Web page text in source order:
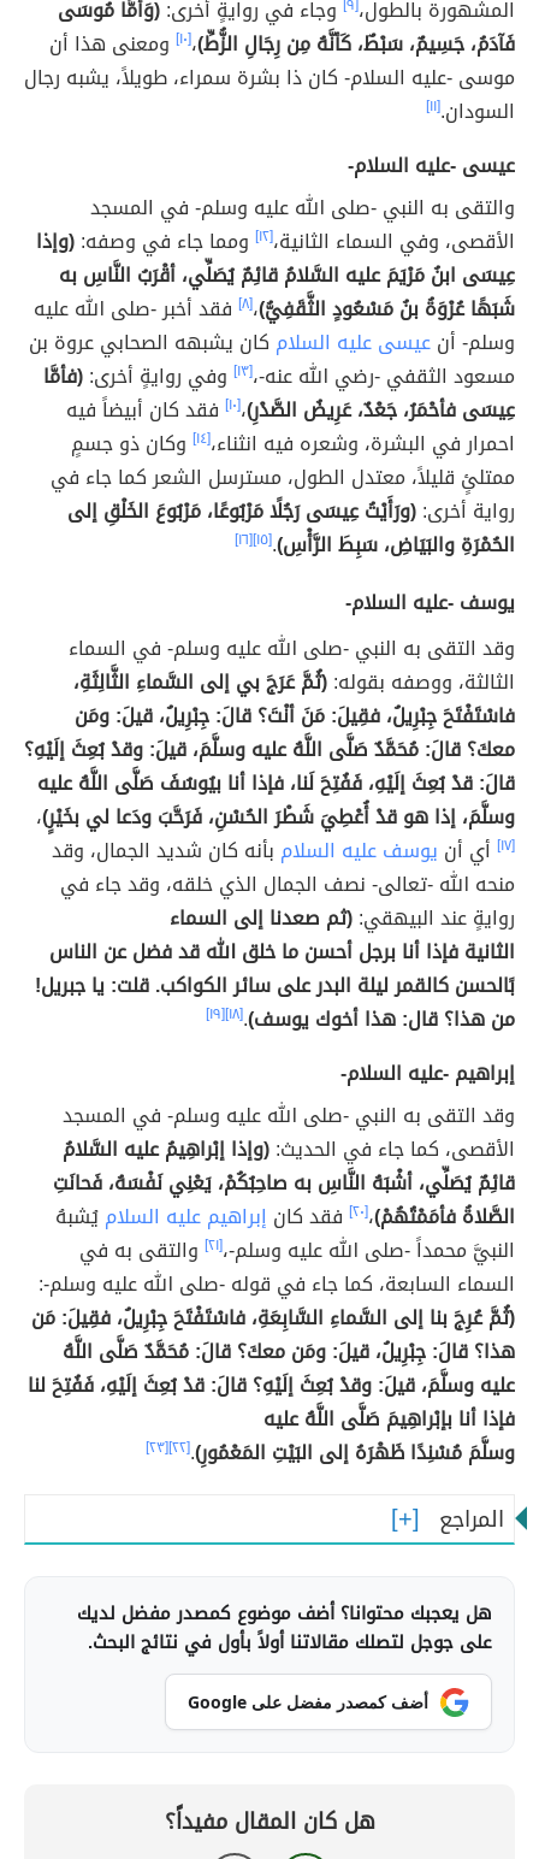
المشهورة بالطول، وجاء في روايةٍ أخرى:(وَأَمَّا مُوسَى
فَآدَمُ، جَسِيمٌ، سَبْطٌ، كَأنَّهُ مِن رِجَالِ الزُّطِّ)،[١٠]
ومعنى هذا أن
موسى -عليه السلام- كان ذا بشرة سمراء، طويلاً، يشبه رجال
السودان.[١١]
عيسى -عليه السلام-
والتقى به النبي -صلى الله عليه وسلم- في المسجد
الأقصى، وفي السماء الثانية،[١٢] ومما جاء في وصفه:(وإذا
عِيسَى ابنُ مَرْيَمَ عليه السَّلامُ قائِمٌ يُصَلِّي، أقْرَبُ النَّاسِ به
شَبَهًا عُرْوَةُ بنُ مَسْعُودٍ الثَّقَفِيُّ)،[٨]
فقد أخبر -صلى الله عليه
وسلم- أنعيسى عليه السلام كان يشبهه الصحابي عروة بن
مسعود الثقفي -رضي الله عنه-،[١٣] وفي روايةٍ أخرى:(فأمَّا
عِيسَى فأحْمَرُ، جَعْدٌ، عَرِيضُ الصَّدْرِ)،[١٠]
فقد كان أبيضاً فيه
احمرار في البشرة، وشعره فيه انثناء،[١٤]
وكان ذو جسمٍ
ممتلئٍ قليلاً، معتدل الطول، مسترسل الشعر كما جاء في
رواية أخرى:(ورَأَيْتُ عِيسَى رَجُلًا مَرْبُوعًا، مَرْبُوعَ الخَلْقِ إلى
الحُمْرَةِ والبَيَاضِ، سَبِطَ الرَّأْسِ).[١٥] [١٦]
يوسف -عليه السلام-
وقد التقى به النبي -صلى الله عليه وسلم- في السماء
الثالثة، ووصفه بقوله:(ثُمَّ عَرَجَ بي إلى السَّماءِ الثَّالِثَةِ،
فاسْتَفْتَحَ جِبْرِيلُ، فقِيلَ: مَنَ أنْتَ؟ قالَ: جِبْرِيلُ، قيلَ: ومَن
معكَ؟ قالَ: مُحَمَّدٌ صَلَّى اللَّهُ عليه وسلَّمَ، قيلَ: وقدْ بُعِثَ إلَيْهِ؟
قالَ: قدْ بُعِثَ إلَيْهِ، فَفُتِحَ لَنا، فإذا أنا بيُوسُفَ صَلَّى اللَّهُ عليه
وسلَّمَ، إذا هو قدْ أُعْطِيَ شَطْرَ الحُسْنِ، فَرَحَّبَ ودَعا لي بخَيْرٍ)،
[١٧] أي أن يوسف عليه السلام بأنه كان شديد الجمال، وقد
منحه الله -تعالى- نصف الجمال الذي خلقه، وقد جاء في
روايةٍ عند البيهقي:(ثم صعدنا إلى السماء
الثانية فإذا أنا برجل أحسن ما خلق الله قد فضل عن الناس
بًالحسن كالقمر ليلة البدر على سائر الكواكب. قلت: يا جبريل!
من هذا؟ قال: هذا أخوك يوسف).[١٨] [١٩]
إبراهيم -عليه السلام-
وقد التقى به النبي -صلى الله عليه وسلم- في المسجد
الأقصى، كما جاء في الحديث:(وإذا إبْراهِيمُ عليه السَّلامُ
قائِمٌ يُصَلِّي، أشْبَهُ النَّاسِ به صاحِبُكُمْ، يَعْنِي نَفْسَهُ، فَحانَتِ
الصَّلاةُ فأمَمْتُهُمْ)،[٢٠] فقد كان إبراهيم عليه السلاميُشبهُ
النبيَّ محمداً -صلى الله عليه وسلم-،[٢١]
والتقى به في
السماء السابعة، كما جاء في قوله -صلى الله عليه وسلم-:
(ثُمَّ عُرِجَ بنا إلى السَّماءِ السَّابِعَةِ، فاسْتَفْتَحَ جِبْرِيلُ، فقِيلَ: مَن
هذا؟ قالَ: جِبْرِيلُ، قيلَ: ومَن معكَ؟ قالَ: مُحَمَّدٌ صَلَّى اللَّهُ
عليه وسلَّمَ، قيلَ: وقدْ بُعِثَ إلَيْهِ؟ قالَ: قدْ بُعِثَ إلَيْهِ، فَفُتِحَ لنا
فإذا أنا بإبْراهِيمَ صَلَّى اللَّهُ عليه
وسلَّمَ مُسْنِدًا ظَهْرَهُ إلى البَيْتِ المَعْمُورِ).[٢٢] [٢٣]
المراجع
هل يعجبك محتوانا؟ أضف موضوع كمصدر مفضل لديك
على جوجل لتصلك مقالاتنا أولاً بأول في نتائج البحث.
أضف كمصدر مفضل على Google
هل كان المقال مفيداً؟